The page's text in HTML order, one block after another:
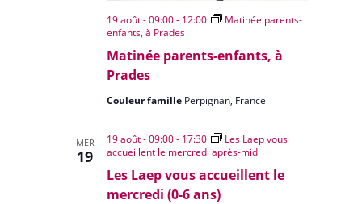
Matinée parents-enfants, à
Prades
19 août - 09:00- 12:00
Matinée parents-
enfants, à Prades
Couleur famille Perpignan, France
MER
19
Les Laep vous accueillent le
mercredi (0-6 ans)
19 août - 09:00- 17:30
Les Laep vous
accueillent le mercredi après-midi